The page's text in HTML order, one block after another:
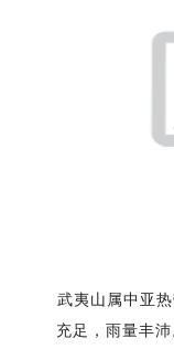
武夷山属中亚
充足，雨量丰